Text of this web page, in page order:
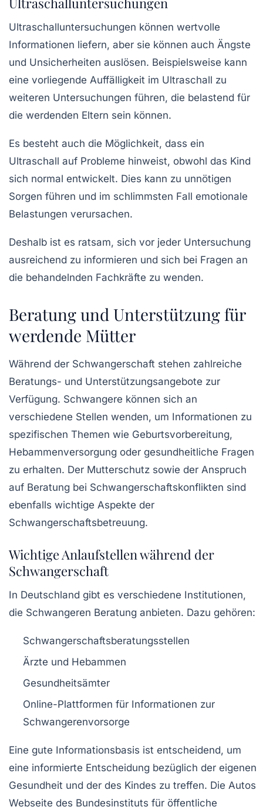
Ultraschalluntersuchungen können wertvolle
Informationen liefern, aber sie können auch Ängste
und Unsicherheiten auslösen. Beispielsweise kann
eine vorliegende Auffälligkeit im Ultraschall zu
weiteren Untersuchungen führen, die belastend für
die werdenden Eltern sein können.
Es besteht auch die Möglichkeit, dass ein
Ultraschall auf Probleme hinweist, obwohl das Kind
sich normal entwickelt. Dies kann zu unnötigen
Sorgen führen und im schlimmsten Fall emotionale
Belastungen verursachen.
Deshalb ist es ratsam, sich vor jeder Untersuchung
ausreichend zu informieren und sich bei Fragen an
die behandelnden Fachkräfte zu wenden.
Beratung und Unterstützung für
werdende Mütter
Während der Schwangerschaft stehen zahlreiche
Beratungs- und Unterstützungsangebote zur
Verfügung. Schwangere können sich an
verschiedene Stellen wenden, um Informationen zu
spezifischen Themen wie Geburtsvorbereitung,
Hebammenversorgung oder gesundheitliche Fragen
zu erhalten. Der Mutterschutz sowie der Anspruch
auf Beratung bei Schwangerschaftskonflikten sind
ebenfalls wichtige Aspekte der
Schwangerschaftsbetreuung.
Wichtige Anlaufstellen während der
Schwangerschaft
In Deutschland gibt es verschiedene Institutionen,
die Schwangeren Beratung anbieten. Dazu gehören:
Schwangerschaftsberatungsstellen
Ärzte und Hebammen
Gesundheitsämter
Online-Plattformen für Informationen zur
Schwangerenvorsorge
Eine gute Informationsbasis ist entscheidend, um
eine informierte Entscheidung bezüglich der eigenen
Gesundheit und der des Kindes zu treffen. Die Autos
Webseite des Bundesinstituts für öffentliche